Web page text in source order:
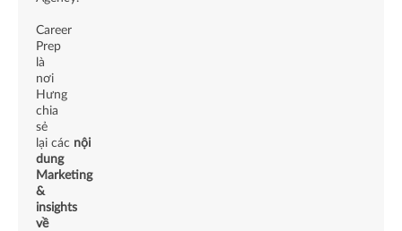
Career
Prep
là
nơi
Hưng
chia
sẻ
lại các nội
dung
Marketing
&
insights
về